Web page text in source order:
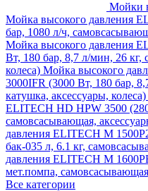
Мойки
Мойка высокого давления
бар, 1080 л/ч,
Мойка высокого давления
Вт, 180 бар, 8,7 л/мин, 26 кг,
колеса) Мойка высокого
3000IFR (3000 Вт, 180 бар,
катушка, аксессуары, колеса)
ELITECH HD HPW 3500
самовсасывающая,
давления ELITECH M
бак-035 л, 6.1 кг,
давления ELITECH М
мет.помпа,
Все категории